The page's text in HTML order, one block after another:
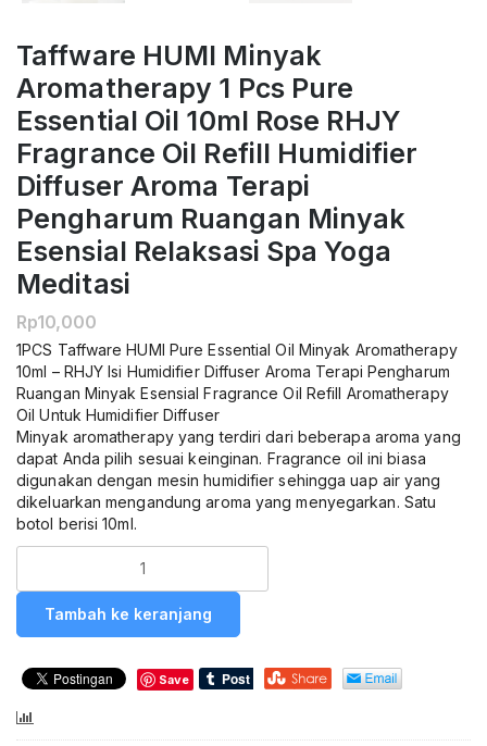
Taffware HUMI Minyak
Aromatherapy 1 Pcs Pure
Essential Oil 10ml Rose RHJY
Fragrance Oil Refill Humidifier
Diffuser Aroma Terapi
Pengharum Ruangan Minyak
Esensial Relaksasi Spa Yoga
Meditasi
Rp10,000
1PCS Taffware HUMI Pure Essential Oil Minyak Aromatherapy
10ml – RHJY Isi Humidifier Diffuser Aroma Terapi Pengharum
Ruangan Minyak Esensial Fragrance Oil Refill Aromatherapy
Oil Untuk Humidifier Diffuser
Minyak aromatherapy yang terdiri dari beberapa aroma yang
dapat Anda pilih sesuai keinginan. Fragrance oil ini biasa
digunakan dengan mesin humidifier sehingga uap air yang
dikeluarkan mengandung aroma yang menyegarkan. Satu
botol berisi 10ml.
HUMI
Minyak
Aromatherapy
Pcs
Pure
Essential
Tambah ke keranjang
Save